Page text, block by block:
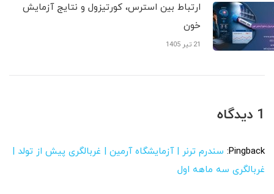
ارتباط بین استرس، کورتیزول و نتایج آزمایش
خون
21 تیر 1405
1 دیدگاه
Pingback: سندرم ترنر | آزمایشگاه آرمین | غربالگری پیش از تولد |
غربالگری سه ماهه اول